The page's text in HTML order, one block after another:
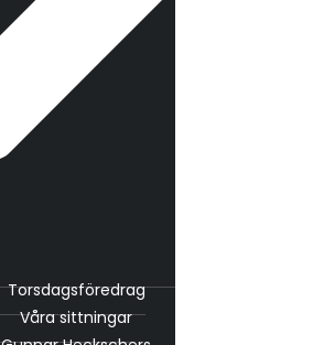
Torsdagsföredrag
Våra sittningar